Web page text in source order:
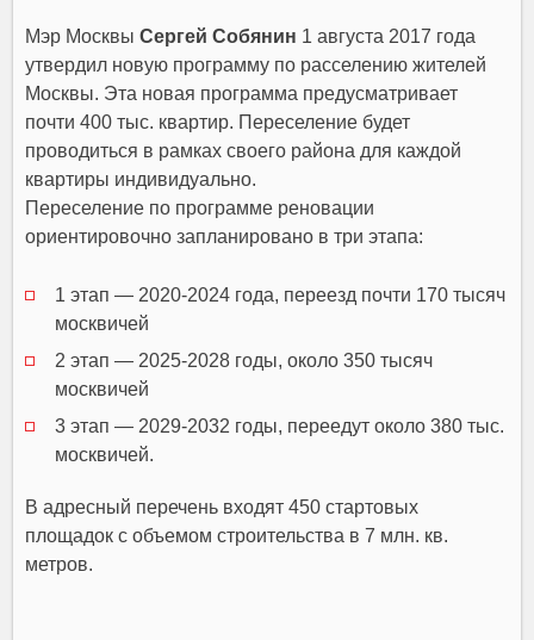
Мэр МосквыСергей Собянин 1 августа 2017 года
утвердил новую программу по расселению жителей
Москвы. Эта новая программа предусматривает
почти 400 тыс. квартир. Переселение будет
проводиться в рамках своего района для каждой
квартиры индивидуально.
Переселение по программе реновации
ориентировочно запланировано в три этапа:
1 этап — 2020-2024 года, переезд почти 170 тысяч
москвичей
2 этап — 2025-2028 годы, около 350 тысяч
москвичей
3 этап — 2029-2032 годы, переедут около 380 тыс.
москвичей.
В адресный перечень входят 450 стартовых
площадок с объемом строительства в 7 млн. кв.
метров.